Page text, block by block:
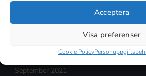
Acceptera
Visa preferenser
Cookie Policy
November 2021
September 2021